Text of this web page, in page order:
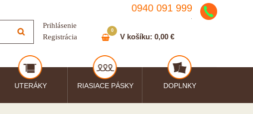
0940 091 999
Prihlásenie
Registrácia
V košíku: 0,00 €
0
UTERÁKY RIASIACE PÁSKY DOPLNKY